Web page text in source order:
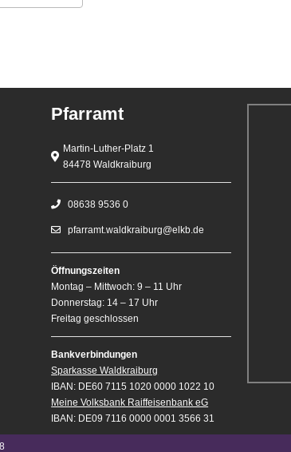
Pfarramt
Martin-Luther-Platz 1
84478 Waldkraiburg
08638 9536 0
pfarramt.waldkraiburg@elkb.de
Öffnungszeiten
Montag – Mittwoch: 9 – 11 Uhr
Donnerstag: 14 – 17 Uhr
Freitag geschlossen
Bankverbindungen
Sparkasse Waldkraiburg
IBAN: DE60 7115 1020 0000 1022 10
Meine Volksbank Raiffeisenbank eG
IBAN: DE09 7116 0000 0001 3566 31